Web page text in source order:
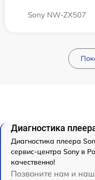
Sony NW-ZX507
Диагностика
Диагностика плеера
сервис-центра Sony в
качественно!
Позвоните нам и